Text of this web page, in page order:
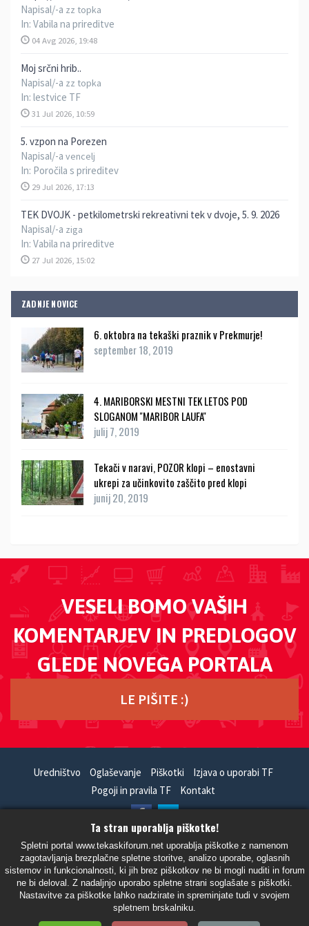
Napisal/-a zz topka
In: Vabila na prireditve
04 Avg 2026, 19:48
Moj srčni hrib..
Napisal/-a zz topka
In: lestvice TF
31 Jul 2026, 10:59
5. vzpon na Porezen
Napisal/-a vencelj
In: Poročila s prireditev
29 Jul 2026, 17:13
TEK DVOJK - petkilometrski rekreativni tek v dvoje, 5. 9. 2026
Napisal/-a ziga
In: Vabila na prireditve
27 Jul 2026, 15:02
ZADNJE NOVICE
6. oktobra na tekaški praznik v Prekmurje!
september 18, 2019
4. MARIBORSKI MESTNI TEK LETOS POD
SLOGANOM ''MARIBOR LAUFA''
julij 7, 2019
Tekači v naravi, POZOR klopi – enostavni
ukrepi za učinkovito zaščito pred klopi
junij 20, 2019
VESELI BOMO VAŠIH
KOMENTARJEV IN PREDLOGOV
GLEDE NOVEGA PORTALA
LE PIŠITE :)
Uredništvo Oglaševanje Piškotki
Izjava o uporabi TF
Pogoji in pravila TF
Kontakt
HandCrafted With - Powered By
- Vsi časi so UTC+02:00 Evropa/Ljubljana -
Ta stran uporablja piškotke!
Spletni portal www.tekaskiforum.net uporablja piškotke z namenom
zagotavljanja brezplačne spletne storitve, analizo uporabe, oglasnih
sistemov in funkcionalnosti, ki jih brez piškotkov ne bi mogli nuditi in forum
ne bi deloval. Z nadaljnjo uporabo spletne strani soglašate s piškotki.
Nastavitve za piškotke lahko nadzirate in spreminjate tudi v svojem
spletnem brskalniku.